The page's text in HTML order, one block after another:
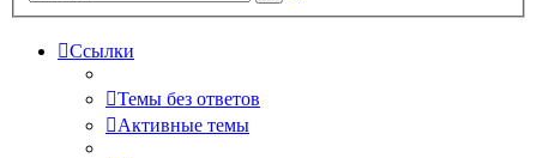
Ссылки
Темы без ответов
Активные темы